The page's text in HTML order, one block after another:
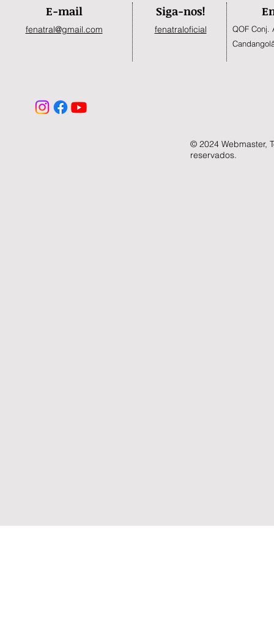
E-mail
fenatral@gmail.com
Siga-nos!
fenatraloficial
QOF Conj.
© 2024 Webmaster,
reservados.